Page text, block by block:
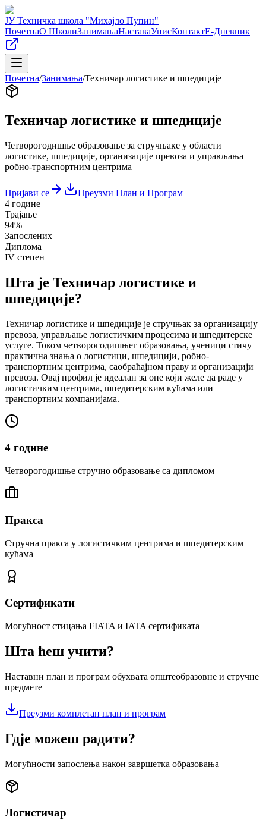
ЈУ Техничка школа "Михајло Пупин"
ПочетнаО ШколиЗанимањаНаставаУписКонтактЕ-Дневник
Почетна/Занимања/Техничар логистике и шпедиције
Техничар логистике и шпедиције
Четворогодишње образовање за стручњаке у области
логистике, шпедиције, организације превоза и управљања
робно-транспортним центрима
Пријави се
Преузми План и Програм
4 године
Трајање
94%
Запослених
Диплома
IV степен
Шта је Техничар логистике и
шпедиције?
Техничар логистике и шпедиције је стручњак за организацију
превоза, управљање логистичким процесима и шпедитерске
услуге. Током четворогодишњег образовања, ученици стичу
практична знања о логистици, шпедицији, робно-
транспортним центрима, саобраћајном праву и организацији
превоза. Овај профил је идеалан за оне који желе да раде у
логистичким центрима, шпедитерским кућама или
транспортним компанијама.
4 године
Четворогодишње стручно образовање са дипломом
Пракса
Стручна пракса у логистичким центрима и шпедитерским
кућама
Сертификати
Могућност стицања FIATA и IATA сертификата
Шта ћеш учити?
Наставни план и програм обухвата општеобразовне и стручне
предмете
Преузми комплетан план и програм
Гдје можеш радити?
Могућности запослења након завршетка образовања
Логистичар